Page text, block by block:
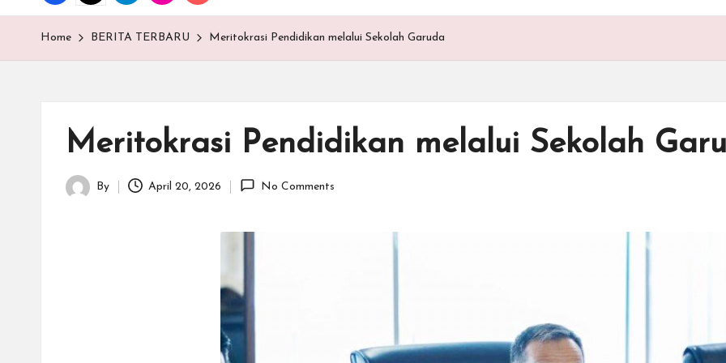
E
M
Home BERITA TERBARU Meritokrasi Pendidikan melalui Sekolah Garuda
Meritokrasi Pendidikan melalui Sekolah
Posted
By April 20, 2026 No Comments